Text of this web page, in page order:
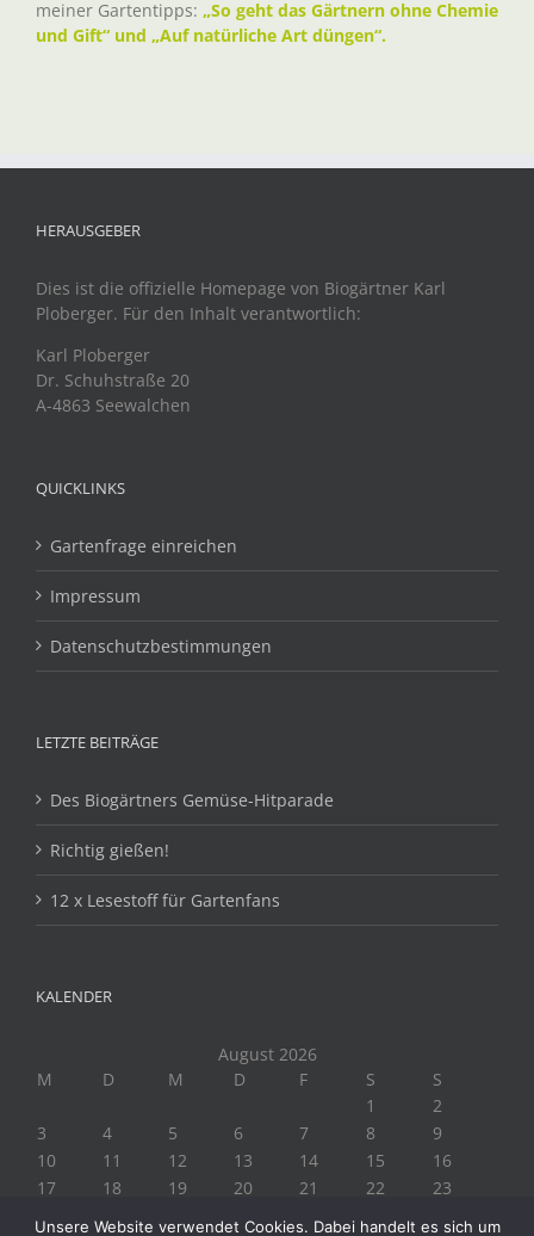
meiner Gartentipps: „So geht das Gärtnern ohne Chemie
und Gift“ und „Auf natürliche Art düngen“.
HERAUSGEBER
Dies ist die offizielle Homepage von Biogärtner Karl
Ploberger. Für den Inhalt verantwortlich:
Karl Ploberger
Dr. Schuhstraße 20
A-4863 Seewalchen
QUICKLINKS
Gartenfrage einreichen
Impressum
Datenschutzbestimmungen
LETZTE BEITRÄGE
Des Biogärtners Gemüse-Hitparade
Richtig gießen!
12 x Lesestoff für Gartenfans
KALENDER
August 2026
M
D M D F S
S
1
2
3
4 5 6 7 8
9
10
11 12 13 14 15
16
17
18 19 20 21 22
23
Unsere Website verwendet Cookies. Dabei handelt es sich um